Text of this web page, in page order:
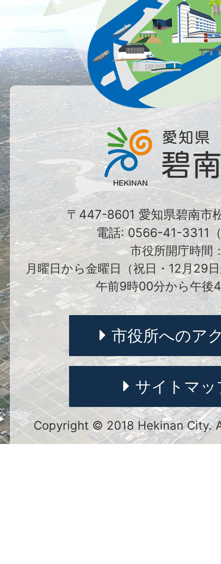
〒447-8601 愛知県碧南市
電話: 0566-41-3311
市役所開庁時間
月曜日から金曜日（祝日・12月29
午前9時00分から午後
市役所へのア
サイトマッ
Copyright © 2018 Hekinan City.